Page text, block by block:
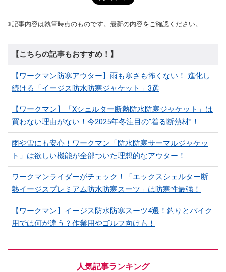
※記事内容は執筆時点のものです。最新の内容をご確認ください。
【こちらの記事もおすすめ！】
【ワークマン防寒アウター】雨も寒さも怖くない！ 進化し
続ける「イージス防水防寒ジャケット」3選
【ワークマン】「Xシェルター断熱防水防寒ジャケット」は
買わない理由がない！今2025年冬注目の”着る断熱材”！
雨や雪にも安心！ワークマン「防水防寒サーマルジャケッ
ト」は欲しい機能が全部ついた理想的なアウター！
ワークマンライダーがチェック！「エックスシェルター断
熱イージスプレミアム防水防寒スーツ」は防寒性最強！
【ワークマン】イージス防水防寒スーツ4選！釣りとバイク
用では何が違う？作業用やゴルフ向けも！